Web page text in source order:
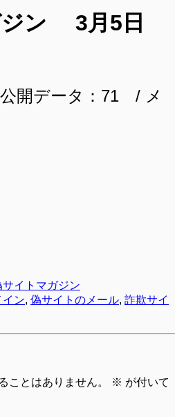
ジン 3月5日
開データ：71 / メ
サイトマガジン
イン, 偽サイトのメール, 詐欺サイ
ことはありません。 ※ が付いて